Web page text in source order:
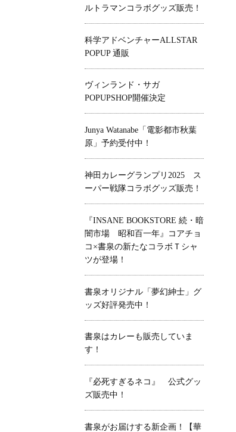
ルトラマンコラボグッズ販売！
科学アドベンチャーALLSTAR
POPUP 通販
ヴィンランド・サガ
POPUPSHOP開催決定
Junya Watanabe「電影都市秋葉
原」予約受付中！
神田カレーグランプリ2025 ス
ーパー戦隊コラボグッズ販売！
『INSANE BOOKSTORE 続・暗
闇市場 昭和百一年』コアチョ
コ×書泉の新たなコラボＴシャ
ツが登場！
書泉オリジナル「夢幻紳士」グ
ッズ好評発売中！
書泉はカレーも販売していま
す！
『必死すぎるネコ』 公式グッ
ズ販売中！
書泉がお届けする新企画！【華